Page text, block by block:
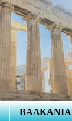
ΒΑΛΚΑΝΙΑ